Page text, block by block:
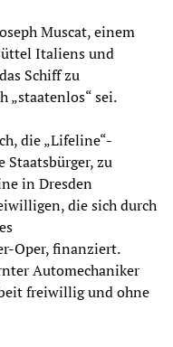
Muscat, einem
Italiens und
Schiff zu
„staatenlos“ sei.
die „Lifeline“-
Staatsbürger, zu
in Dresden
die sich durch
Oper, finanziert.
Automechaniker
freiwillig und ohne